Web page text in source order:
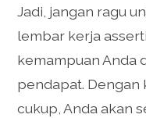
Jadi, jangan ragu
lembar kerja
kemampuan Anda
pendapat. Dengan
cukup, Anda akan